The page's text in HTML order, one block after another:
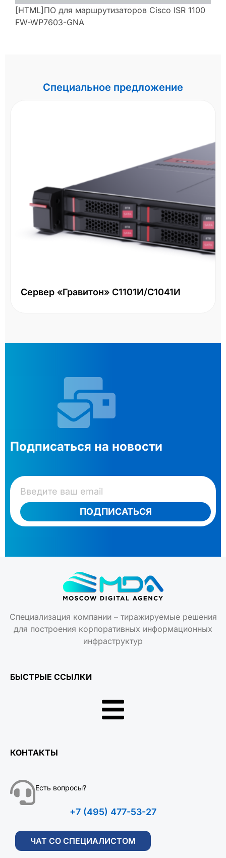
[HTML]ПО для маршрутизаторов Cisco ISR 1100
FW-WP7603-GNA
Специальное предложение
Сервер «Гравитон» С1101И/С1041И
Подписаться на новости
ПОДПИСАТЬСЯ
Специализация компании – тиражируемые решения
для построения корпоративных информационных
инфраструктур
БЫСТРЫЕ ССЫЛКИ
КОНТАКТЫ
Есть вопросы?
+7 (495) 477-53-27
ЧАТ СО СПЕЦИАЛИСТОМ